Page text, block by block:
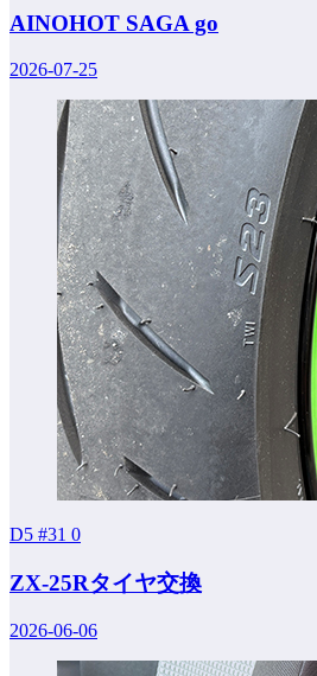
AINOHOT SAGA go
2026-07-25
D5 #31 0
ZX-25Rタイヤ交換
2026-06-06